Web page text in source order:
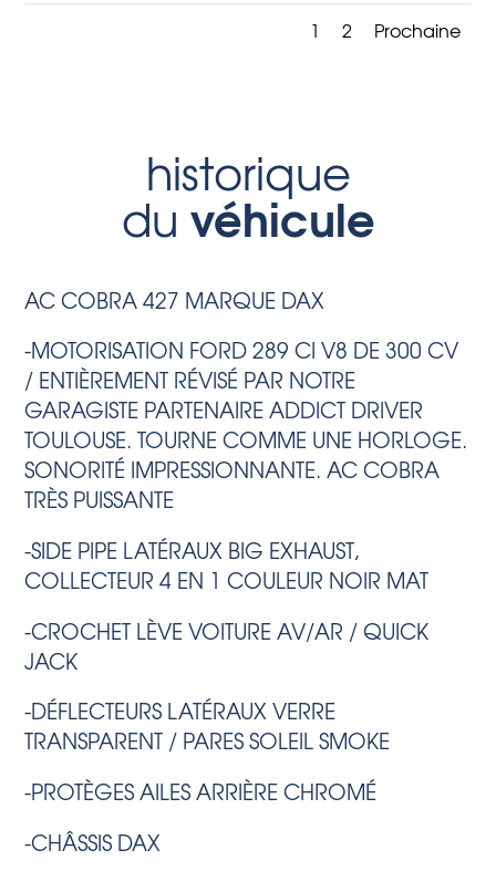
1 2 Prochaine
historique
du véhicule
AC COBRA 427 MARQUE DAX
-MOTORISATION FORD 289 CI V8 DE 300 CV
/ ENTIÈREMENT RÉVISÉ PAR NOTRE
GARAGISTE PARTENAIRE ADDICT DRIVER
TOULOUSE. TOURNE COMME UNE HORLOGE.
SONORITÉ IMPRESSIONNANTE. AC COBRA
TRÈS PUISSANTE
-SIDE PIPE LATÉRAUX BIG EXHAUST,
COLLECTEUR 4 EN 1 COULEUR NOIR MAT
-CROCHET LÈVE VOITURE AV/AR / QUICK
JACK
-DÉFLECTEURS LATÉRAUX VERRE
TRANSPARENT / PARES SOLEIL SMOKE
-PROTÈGES AILES ARRIÈRE CHROMÉ
-CHÂSSIS DAX